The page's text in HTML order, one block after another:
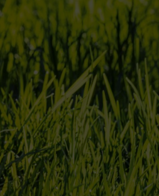
extra das folhas
os arbustos e as árvores
de 1/3
demasiado alto, nunca deve cortá-
tenha regressado das férias ou
– mas um corte drástico pode ser
disso, corte até um terço da altura da
abordagem ao longo de vários dias
Esta abordagem de corte do
da relva e não danifica o ponto de
meio da folha de erva.